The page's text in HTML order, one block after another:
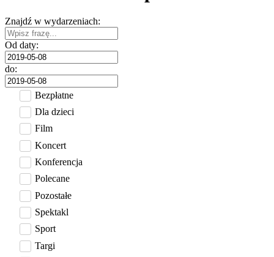
Znajdź w wydarzeniach:
Od daty:
do:
Bezpłatne
Dla dzieci
Film
Koncert
Konferencja
Polecane
Pozostałe
Spektakl
Sport
Targi